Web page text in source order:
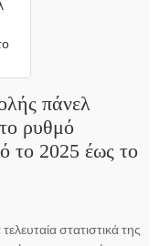
πάνελ
ρυθμό
το 2025 έως το
στατιστικά της